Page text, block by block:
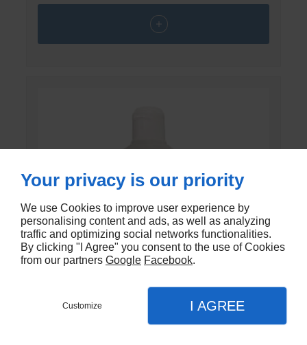
Your privacy is our priority
We use Cookies to improve user experience by
personalising content and ads, as well as analyzing
traffic and optimizing social networks functionalities.
By clicking "I Agree" you consent to the use of Cookies
from our partners Google Facebook.
Customize I AGREE